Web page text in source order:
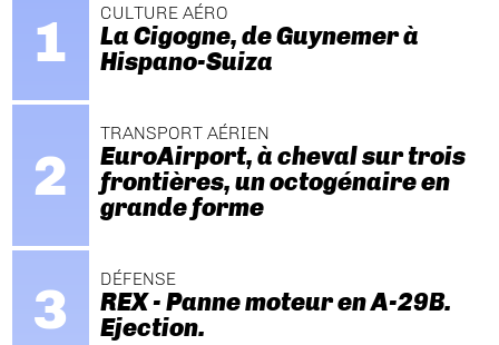
CULTURE AÉRO
La Cigogne, de Guynemer à
Hispano-Suiza
TRANSPORT AÉRIEN
EuroAirport, à cheval sur trois
frontières, un octogénaire en
grande forme
DÉFENSE
REX - Panne moteur en A-29B.
Ejection.